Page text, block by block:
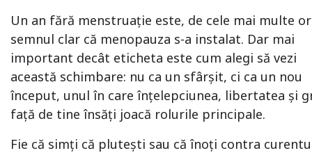
Un an fără menstruație este, de cele mai multe
semnul clar că menopauza s-a instalat. Dar mai
important decât eticheta este cum alegi să vezi
această schimbare: nu ca un sfârșit, ci ca un nou
început, unul în care înțelepciunea, libertatea și
față de tine însăți joacă rolurile principale.
Fie că simți că plutești sau că înoți contra